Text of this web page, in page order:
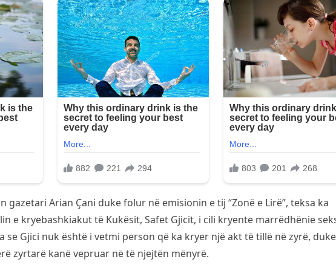
gazetari Arian Çani duke folur në emisionin e tij “Zonë e Lirë”, teksa ka
e kryebashkiakut të Kukësit, Safet Gjicit, i cili kryente marrëdhënie
se Gjici nuk është i vetmi person që ka kryer një akt të tillë në zyrë, duke
zyrtarë kanë vepruar në të njejtën mënyrë.